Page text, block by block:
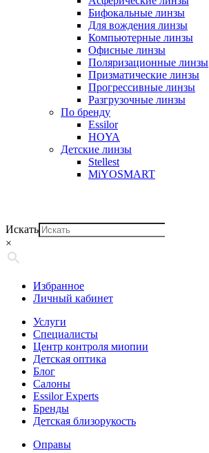
Бифокальные линзы
Для вождения линзы
Компьютерные линзы
Офисные линзы
Поляризационные линзы
Призматические линзы
Прогрессивные линзы
Разгрузочные линзы
По бренду
Essilor
HOYA
Детские линзы
Stellest
MiYOSMART
Искать
×
Избранное
Личный кабинет
Услуги
Специалисты
Центр контроля миопии
Детская оптика
Блог
Салоны
Essilor Experts
Бренды
Детская близорукость
Оправы